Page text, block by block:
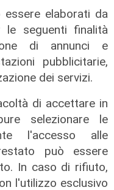
elaborati da
le seguenti finalità
di annunci e
pubblicitarie,
dei servizi.
di accettare in
selezionare le
l'accesso alle
può essere
In caso di rifiuto,
l'utilizzo esclusivo
continuano a
del traffico di
indagini, le
clan di Dakar
di espandere il
in altre aree della
era emerso
della polizia a
dove era stato
del traffico di